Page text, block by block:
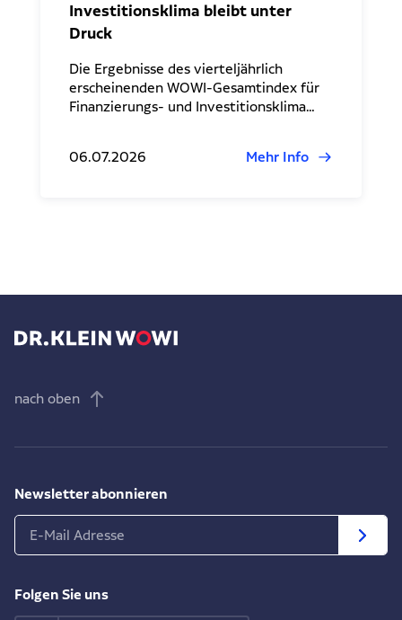
Investitionsklima bleibt unter
Druck
Die Ergebnisse des vierteljährlich
erscheinenden WOWI-Gesamtindex für
Finanzierungs- und Investitionsklima…
06.07.2026 Mehr Info
nach oben
Newsletter abonnieren
Folgen Sie uns